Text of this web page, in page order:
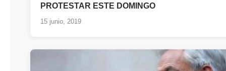
PROTESTAR ESTE DOMINGO
15 junio, 2019